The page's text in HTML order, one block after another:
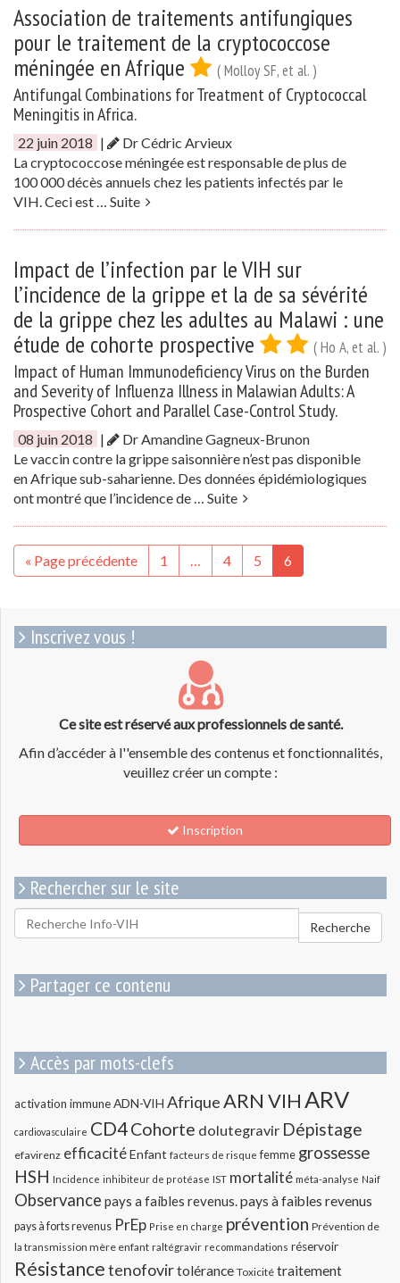
Association de traitements antifungiques
pour le traitement de la cryptococcose
méningée en Afrique
( Molloy SF, et al. )
Antifungal Combinations for Treatment of Cryptococcal
Meningitis in Africa.
22 juin 2018 |
Dr Cédric Arvieux
La cryptococcose méningée est responsable de plus de
100 000 décès annuels chez les patients infectés par le
VIH. Ceci est … Suite
Impact de l’infection par le VIH sur
l’incidence de la grippe et la de sa sévérité
de la grippe chez les adultes au Malawi : une
étude de cohorte prospective
( Ho A, et al. )
Impact of Human Immunodeficiency Virus on the Burden
and Severity of Influenza Illness in Malawian Adults: A
Prospective Cohort and Parallel Case-Control Study.
08 juin 2018 |
Dr Amandine Gagneux-Brunon
Le vaccin contre la grippe saisonnière n’est pas disponible
en Afrique sub-saharienne. Des données épidémiologiques
ont montré que l’incidence de … Suite
« Page précédente 1 … 4 5 6
Inscrivez vous !
Ce site est réservé aux professionnels de santé.
Afin d’accéder à l''ensemble des contenus et fonctionnalités,
veuillez créer un compte :
Inscription
Rechercher sur le site
Rechercher
pour
Recherche
Partager ce contenu
Accès par mots-clefs
activation immuneADN-VIH AfriqueARN VIHARV
cardiovasculaire CD4Cohorte dolutegravir Dépistage
efavirenz efficacitéEnfant facteurs de risque femme grossesse
HSH Incidence inhibiteur de protéase IST mortalité méta-analyse Naif
Observance pays a faibles revenus.pays à faibles revenus
pays à forts revenus PrEp Prise en charge prévention Prévention de
la transmission mère enfant raltégravir recommandations réservoir
Résistancetenofovirtolérance Toxicité traitement